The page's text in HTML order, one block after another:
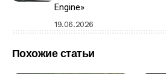
Engine»
19.06.2026
Похожие статьи